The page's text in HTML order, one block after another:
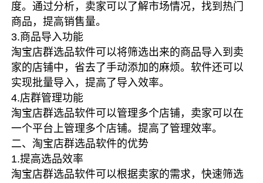
度。通过分析，卖家可以了解市场情况，找到热门
商品，提高销售量。
3.商品导入功能
淘宝店群选品软件可以将筛选出来的商品导入到卖
家的店铺中，省去了手动添加的麻烦。软件还可以
实现批量导入，提高了导入效率。
4.店群管理功能
淘宝店群选品软件可以管理多个店铺，卖家可以在
一个平台上管理多个店铺。提高了管理效率。
二、淘宝店群选品软件的优势
1.提高选品效率
淘宝店群选品软件可以根据卖家的需求，快速筛选